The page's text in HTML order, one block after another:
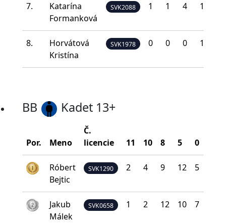
7.
Katarína
Formanková
SVK2088 1 1 4 12
8.
Horvátová
Kristína
SVK1978 0 0 0 13
BB Kadet 13+
Por. Meno
Č.
licencie
11 10 8 5 0
Róbert
Bejtic
SVK1290 2 4 9 12 5
Jakub
Málek
SVK0658 1 2 12 10 7